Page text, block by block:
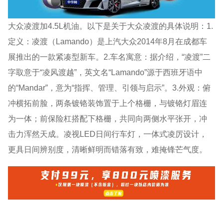
大众凌渡加4.5L机油。以下是关于大众凌渡的具体说明：1.
定义：凌渡（Lamando）是上汽大众2014年8月在成都车
展推出的一款紧凑型新车。2.车名寓意：据介绍，“凌渡”二
字取意于“凌风渡越”，英文名“Lamando”源于西班牙语中
的“Mandar”，意为“指挥、管理、引领与启示”。3.外观：俯
冲横拓前脸，两条镀铬装饰置于上个格栅，与镀铬灯眉连
为一体；前保险杠搭配下格栅，共同向两侧水平张开，冲
击力浑然天成。凌视LED日间行车灯，一体式凌厉设计，
更具日间辨别度，清晰鲜明而错落有致，难掩锋芒气度。